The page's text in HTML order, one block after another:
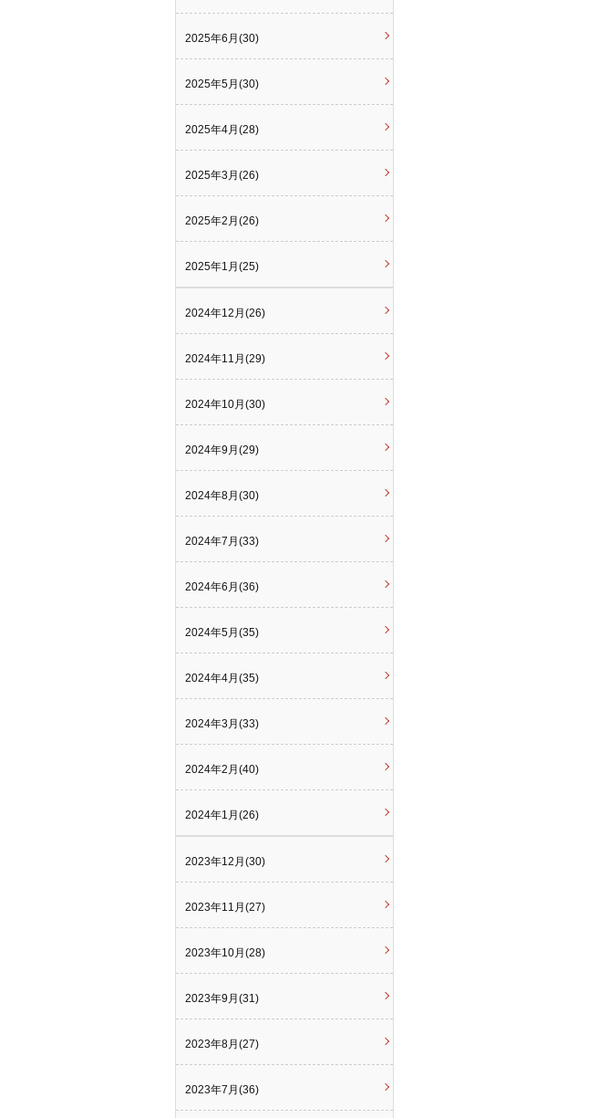
2025年6月(30)
2025年5月(30)
2025年4月(28)
2025年3月(26)
2025年2月(26)
2025年1月(25)
2024年12月(26)
2024年11月(29)
2024年10月(30)
2024年9月(29)
2024年8月(30)
2024年7月(33)
2024年6月(36)
2024年5月(35)
2024年4月(35)
2024年3月(33)
2024年2月(40)
2024年1月(26)
2023年12月(30)
2023年11月(27)
2023年10月(28)
2023年9月(31)
2023年8月(27)
2023年7月(36)